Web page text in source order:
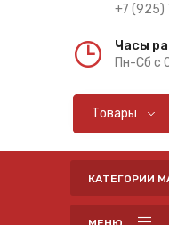
+7 (925)
Часы
Пн-Cб с
КАТЕГОРИИ